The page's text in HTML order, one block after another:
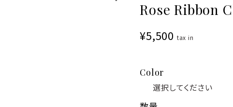
Rose Ribbon
¥5,500 tax in
Color